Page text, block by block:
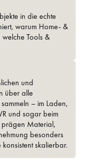
in die echte
warum Home- &
Tools &
und
über alle
– im Laden,
und sogar beim
prägen Material,
besonders
skalierbar.